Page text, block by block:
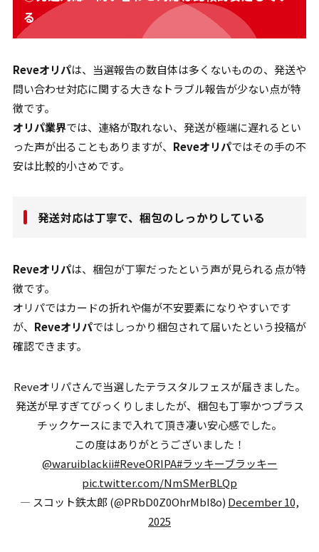
る
Reveオリパは、当選報告の数自体は多くないものの、発送や
問い合わせ対応に関する大きなトラブル報告が少ない点が特
徴です。
オリパ業界では、連絡が取れない、発送が極端に遅れるとい
った声が出ることもありますが、 Reveオリパではその手の不
安は比較的小さめです。
発送対応は丁寧で、梱包のしっかりしている
Reveオリパは、梱包が丁寧だったという声が見られる点が特
徴です。
オリパではカードの折れや傷が不安要素になりやすいです
が、 Reveオリパではしっかり梱包されて届いたという投稿が
確認できます。
Reveオリパさんで当選したテラスタルフェスが届きました。
発送が早すぎてびっくりしましたが、梱包も丁寧かつプラス
チックケースにまで入れて頂き凄い安心感でした。
この度はありがとうございました！
@waruiblackii#ReveORIPA#ラッキーブラッキー
pic.twitter.com/NmSMerBLQp
— スコット鉄太郎 (@PRbD0Z0OhrMbI8o) December 10,
2025